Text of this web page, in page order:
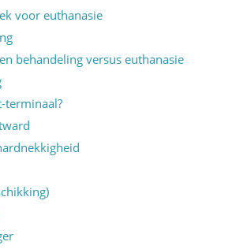
voor euthanasie
behandeling versus euthanasie
terminaal?